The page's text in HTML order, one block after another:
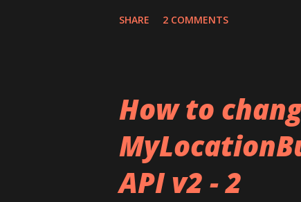
management. Services
contrast to class, a service
standby mode. Therefore
SHARE 2 COMMENTS
How to
API v2 - 2